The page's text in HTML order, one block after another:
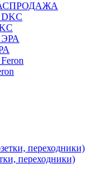
переходники)